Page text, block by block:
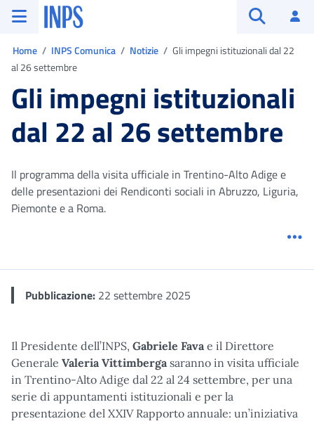
Vai al menu principale
Vai al contenuto principale
Vai al pie' di pagina
INPS ()
Home INPS Comunica Notizie
Gli impegni istituzionali dal 22
al 26 settembre
Gli impegni istituzionali
dal 22 al 26 settembre
Il programma della visita ufficiale in Trentino-Alto Adige e
delle presentazioni dei Rendiconti sociali in Abruzzo, Liguria,
Piemonte e a Roma.
Pubblicazione: 22 settembre 2025
Il Presidente dell’INPS, Gabriele Fava e il Direttore
Generale Valeria Vittimberga saranno in visita ufficiale
in Trentino-Alto Adige dal 22 al 24 settembre, per una
serie di appuntamenti istituzionali e per la
presentazione del XXIV Rapporto annuale: un’iniziativa